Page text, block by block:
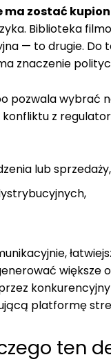
ma zostać
Biblioteka
— to drugie. Do
znaczenie
pozwala wybrać
z
lub sprzedaży,
platformę
ten